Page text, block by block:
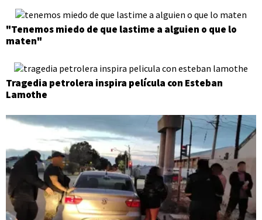
"Tenemos miedo de que lastime a alguien o que lo
maten"
Tragedia petrolera inspira película con Esteban
Lamothe